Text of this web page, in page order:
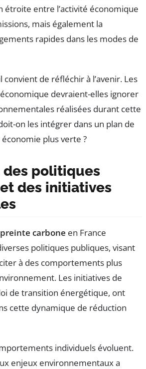
étroite entre l’activité économique
mais également la
rapides dans les modes de
convient de réfléchir à l’avenir. Les
devraient-elles ignorer
réalisées durant cette
on les intégrer dans un plan de
plus verte ?
des politiques
des initiatives
carbone en France
politiques publiques, visant
à des comportements plus
Les initiatives de
de transition énergétique, ont
cette dynamique de réduction
individuels évoluent.
enjeux environnementaux a